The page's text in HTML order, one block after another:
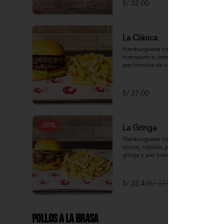
S/ 32.00
La Clásica
Hamburguesa con lechuga
hidropónica, tomate, mayonesa y
pan brioche de camote
S/ 27.00
-30% La Gringa
Hamburguesa con queso cheddar,
tocino, cebolla, pepinillos, salsa
gtinga y pan brioche de camote
S/ 22.40S/ 32.00
Pollos a la Brasa